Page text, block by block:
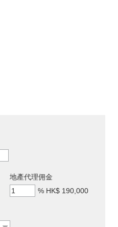
地產代理佣金
% HK$ 190,000